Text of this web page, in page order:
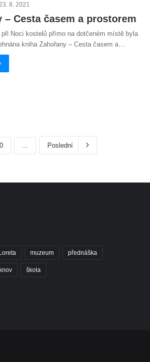
23. 8. 2021
– Cesta časem a prostorem
Noci kostelů přímo na dotčeném místě byla
kniha Zahořany – Cesta časem a…
Poslední
muzeum přednáška
škola